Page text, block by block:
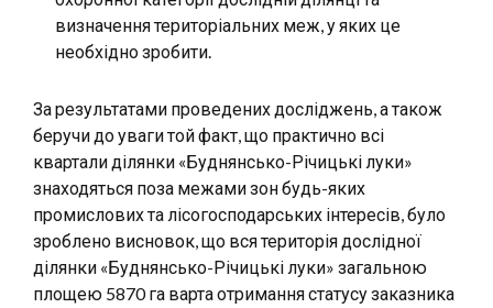
визначення територіальних меж, у яких це
необхідно зробити.
За результатами проведених досліджень, а також
беручи до уваги той факт, що практично всі
квартали ділянки «Буднянсько-Річицькі луки»
знаходяться поза межами зон будь-яких
промислових та лісогосподарських інтересів, було
зроблено висновок, що вся територія дослідної
ділянки «Буднянсько-Річицькі луки» загальною
площею 5870 га варта отримання статусу заказника